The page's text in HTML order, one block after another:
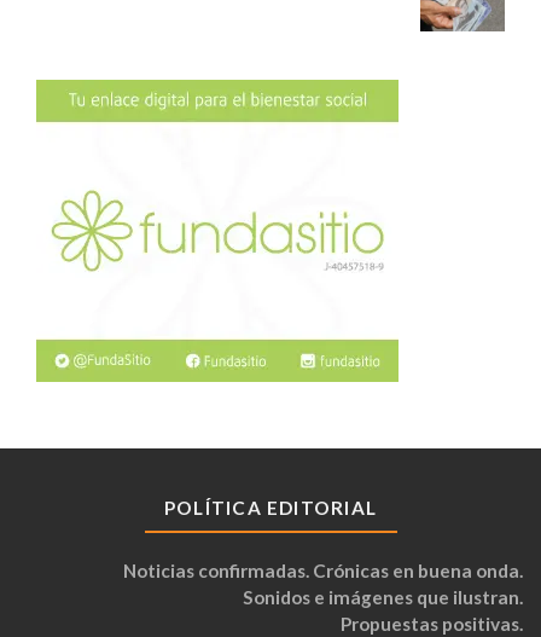
POLÍTICA EDITORIAL
Noticias confirmadas. Crónicas en buena onda.
Sonidos e imágenes que ilustran.
Propuestas positivas.